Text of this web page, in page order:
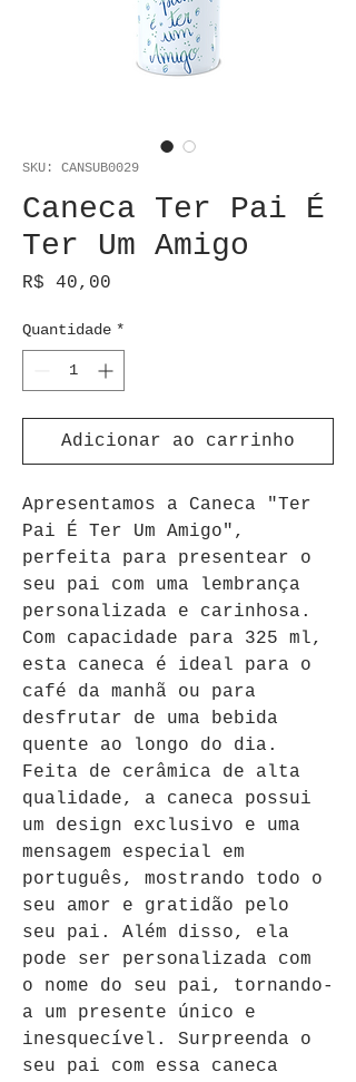
SKU: CANSUB0029
Caneca Ter Pai É
Ter Um Amigo
R$ 40,00
Quantidade *
Adicionar ao carrinho
Apresentamos a Caneca "Ter
Pai É Ter Um Amigo",
perfeita para presentear o
seu pai com uma lembrança
personalizada e carinhosa.
Com capacidade para 325 ml,
esta caneca é ideal para o
café da manhã ou para
desfrutar de uma bebida
quente ao longo do dia.
Feita de cerâmica de alta
qualidade, a caneca possui
um design exclusivo e uma
mensagem especial em
português, mostrando todo o
seu amor e gratidão pelo
seu pai. Além disso, ela
pode ser personalizada com
o nome do seu pai, tornando-
a um presente único e
inesquecível. Surpreenda o
seu pai com essa caneca